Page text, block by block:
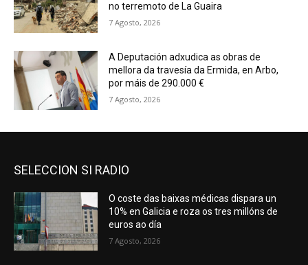
no terremoto de La Guaira
7 Agosto, 2026
A Deputación adxudica as obras de
mellora da travesía da Ermida, en Arbo,
por máis de 290.000 €
7 Agosto, 2026
SELECCION SI RADIO
O coste das baixas médicas dispara un
10% en Galicia e roza os tres millóns de
euros ao día
7 Agosto, 2026